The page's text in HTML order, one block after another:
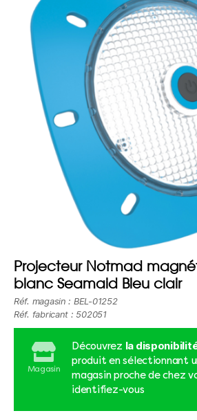
Projecteur Notmad
blanc Seamaid Bleu clair
Réf. magasin : BEL-01252
Réf. fabricant : 502051
Magasin
Découvrez la
produit en sélectionnant
magasin proche de chez
identifiez-vous